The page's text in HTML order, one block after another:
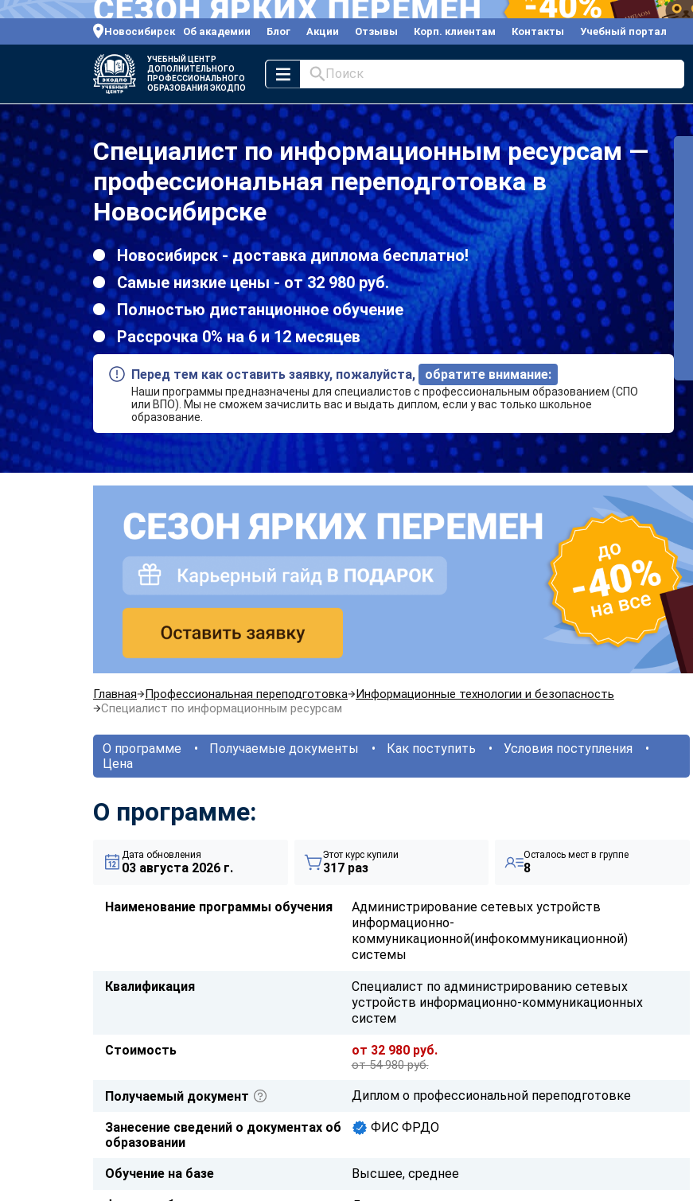
Новосибирск Об академии Блог Акции Отзывы Корп. клиентам Контакты Учебный портал
УЧЕБНЫЙ ЦЕНТР
ДОПОЛНИТЕЛЬНОГО
ПРОФЕССИОНАЛЬНОГО
ОБРАЗОВАНИЯ ЭКОДПО
Поиск
Специалист по информационным ресурсам —
профессиональная переподготовка в
Новосибирске
Новосибирск - доставка диплома бесплатно!
Самые низкие цены - от 32 980 руб.
Полностью дистанционное обучение
Рассрочка 0% на 6 и 12 месяцев
Перед тем как оставить заявку, пожалуйста, обратите внимание:
Наши программы предназначены для специалистов с профессиональным образованием (СПО
или ВПО). Мы не сможем зачислить вас и выдать диплом, если у вас только школьное
образование.
Главная Профессиональная переподготовка
Информационные технологии и безопасность
Специалист по информационным ресурсам
О программе Получаемые документы Как поступить
Условия поступления
Цена
О программе:
Дата обновления
03 августа 2026 г.
Этот курс купили
317 раз
Осталось мест в группе
8
Наименование программы обучения
Администрирование сетевых устройств
информационно-
коммуникационной(инфокоммуникационной)
системы
Квалификация
Специалист по администрированию сетевых
устройств информационно-коммуникационных
систем
Стоимость от 32 980 руб.
от 54 980 руб.
Получаемый документ Диплом о профессиональной переподготовке
Занесение сведений о документах об
образовании
ФИС ФРДО
Обучение на базе Высшее, среднее